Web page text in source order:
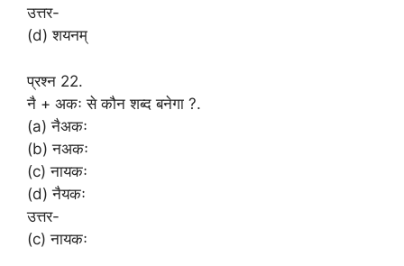
उत्तर-
(d) शयनम्
प्रश्न 22.
नै + अकः से कौन शब्द बनेगा ?.
(a) नैअकः
(b) नअकः
(c) नायकः
(d) नैयकः
उत्तर-
(c) नायकः